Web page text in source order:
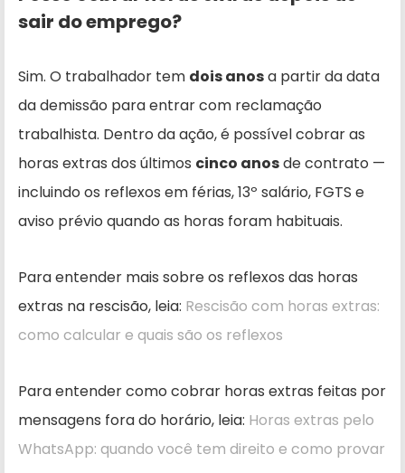
sair do emprego?
Sim. O trabalhador tem dois anosa partir da data
da demissão para entrar com reclamação
trabalhista. Dentro da ação, é possível cobrar as
horas extras dos últimos cinco anosde contrato —
incluindo os reflexos em férias, 13º salário, FGTS e
aviso prévio quando as horas foram habituais.
Para entender mais sobre os reflexos das horas
extras na rescisão, leia: Rescisão com horas extras:
como calcular e quais são os reflexos
Para entender como cobrar horas extras feitas por
mensagens fora do horário, leia: Horas extras pelo
WhatsApp: quando você tem direito e como provar